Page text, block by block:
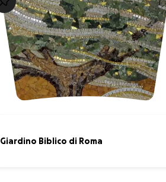
Giardino Biblico di Roma